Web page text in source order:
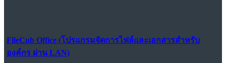
FileCub Office (โปรแกรมจัดการไฟล์และเอกสารสำหรับ
องค์กร ผ่าน LAN)